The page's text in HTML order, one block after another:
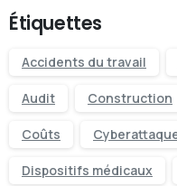
Étiquettes
Accidents du travail
Audit Construction
Coûts
Dispositifs médicaux